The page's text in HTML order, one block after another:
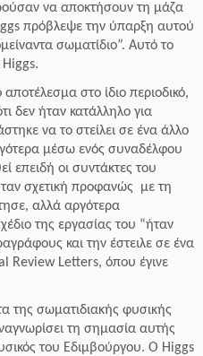
να αποκτήσουν τη μάζα
πρόβλεψε την ύπαρξη αυτού
σωματίδιο”. Αυτό το
Higgs.
στο ίδιο περιοδικό,
δεν ήταν κατάλληλο για
να το στείλει σε ένα άλλο
μέσω ενός συναδέλφου
επειδή οι συντάκτες του
σχετική προφανώς με τη
αλλά αργότερα
της εργασίας του “ήταν
και την έστειλε σε ένα
Review Letters, όπου έγινε
της σωματιδιακής φυσικής
τη σημασία αυτής
του Εδιμβούργου. Ο Higgs